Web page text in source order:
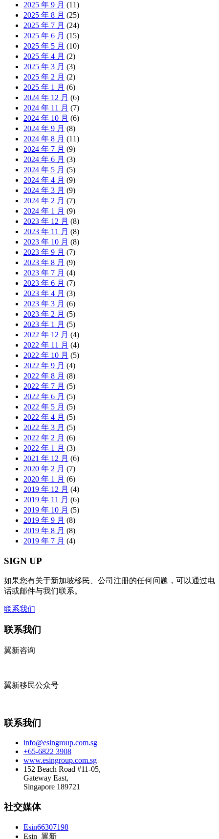
2025 年 9 月 (11)
2025 年 8 月 (25)
2025 年 7 月 (24)
2025 年 6 月 (15)
2025 年 5 月 (10)
2025 年 4 月 (2)
2025 年 3 月 (3)
2025 年 2 月 (2)
2025 年 1 月 (6)
2024 年 12 月 (6)
2024 年 11 月 (7)
2024 年 10 月 (6)
2024 年 9 月 (8)
2024 年 8 月 (11)
2024 年 7 月 (9)
2024 年 6 月 (3)
2024 年 5 月 (5)
2024 年 4 月 (9)
2024 年 3 月 (9)
2024 年 2 月 (7)
2024 年 1 月 (9)
2023 年 12 月 (8)
2023 年 11 月 (8)
2023 年 10 月 (8)
2023 年 9 月 (7)
2023 年 8 月 (9)
2023 年 7 月 (4)
2023 年 6 月 (7)
2023 年 4 月 (3)
2023 年 3 月 (6)
2023 年 2 月 (5)
2023 年 1 月 (5)
2022 年 12 月 (4)
2022 年 11 月 (4)
2022 年 10 月 (5)
2022 年 9 月 (4)
2022 年 8 月 (8)
2022 年 7 月 (5)
2022 年 6 月 (5)
2022 年 5 月 (5)
2022 年 4 月 (5)
2022 年 3 月 (5)
2022 年 2 月 (6)
2022 年 1 月 (3)
2021 年 12 月 (6)
2020 年 2 月 (7)
2020 年 1 月 (6)
2019 年 12 月 (4)
2019 年 11 月 (6)
2019 年 10 月 (5)
2019 年 9 月 (8)
2019 年 8 月 (8)
2019 年 7 月 (4)
SIGN UP
如果您有关于新加坡移民、公司注册的任何问题，可以通过电
话或邮件与我们联系。
联系我们
联系我们
翼新咨询
翼新移民公众号
联系我们
info@esingroup.com.sg
+65-6822 3908
www.esingroup.com.sg
152 Beach Road #11-05,
Gateway East,
Singapore 189721
社交媒体
Esin66307198
Esin_翼新